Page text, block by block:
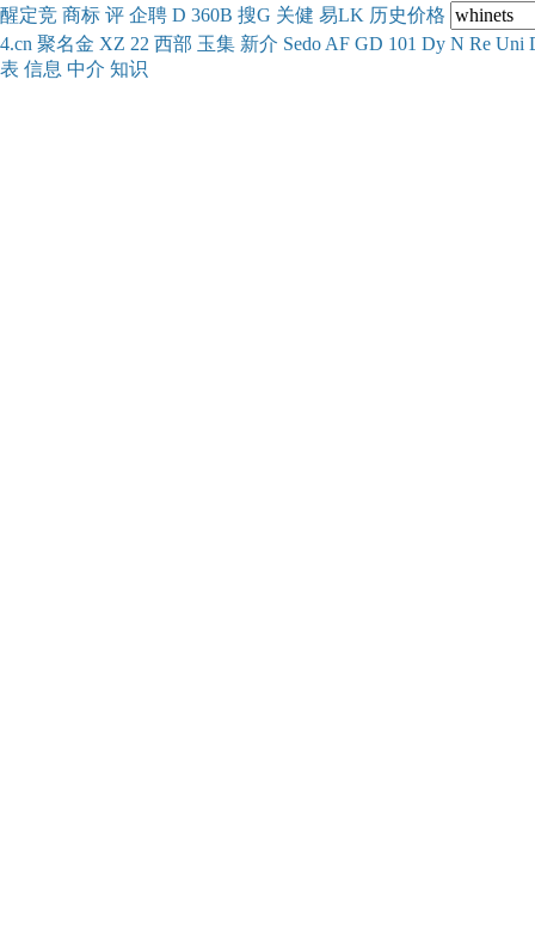
醒定竞 商标 评 企聘 D 360B 搜G 关健 易LK 历史价格
4.cn 聚名金 XZ 22 西部 玉集 新介 Sedo AF GD 101 Dy N Re Uni
表 信息 中介 知识